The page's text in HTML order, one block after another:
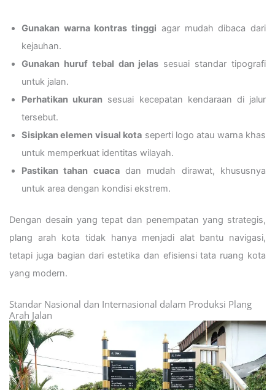
Gunakan warna kontras tinggi agar mudah dibaca dari
kejauhan.
Gunakan huruf tebal dan jelas sesuai standar tipografi
untuk jalan.
Perhatikan ukuran sesuai kecepatan kendaraan di jalur
tersebut.
Sisipkan elemen visual kota seperti logo atau warna khas
untuk memperkuat identitas wilayah.
Pastikan tahan cuacadan mudah dirawat, khususnya
untuk area dengan kondisi ekstrem.
Dengan desain yang tepat dan penempatan yang strategis,
plang arah kota tidak hanya menjadi alat bantu navigasi,
tetapi juga bagian dari estetika dan efisiensi tata ruang kota
yang modern.
Standar Nasional dan Internasional dalam Produksi Plang
Arah Jalan